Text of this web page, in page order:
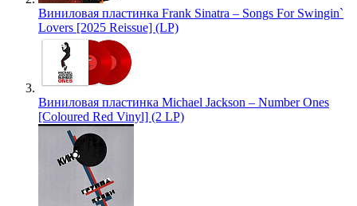
Виниловая пластинка Frank Sinatra – Songs For Swingin`
Lovers [2025 Reissue] (LP)
Виниловая пластинка Michael Jackson – Number Ones
[Coloured Red Vinyl] (2 LP)